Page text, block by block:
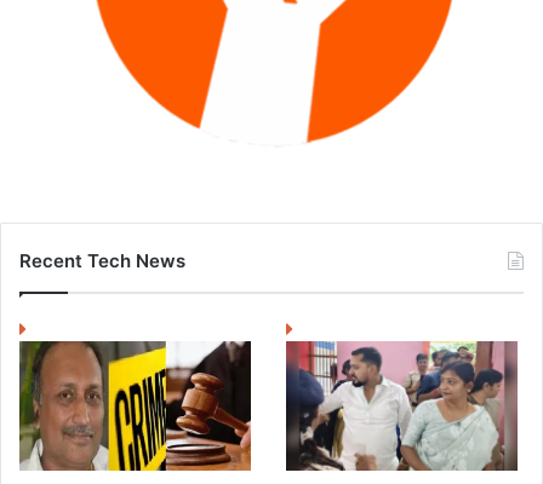
Recent Tech News